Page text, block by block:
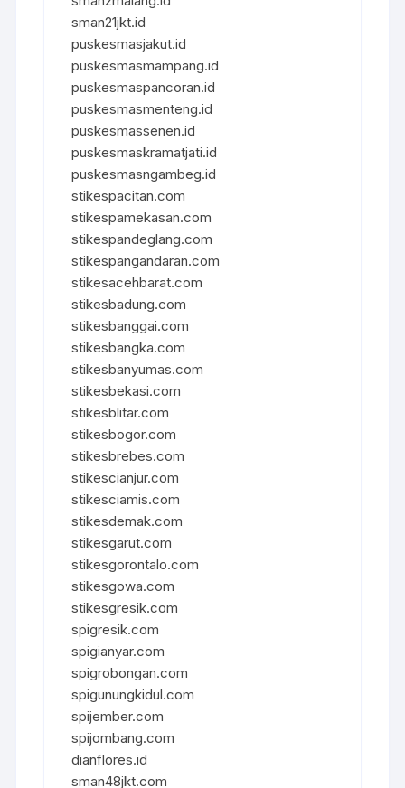
sman21jkt.id
puskesmasjakut.id
puskesmasmampang.id
puskesmaspancoran.id
puskesmasmenteng.id
puskesmassenen.id
puskesmaskramatjati.id
puskesmasngambeg.id
stikespacitan.com
stikespamekasan.com
stikespandeglang.com
stikespangandaran.com
stikesacehbarat.com
stikesbadung.com
stikesbanggai.com
stikesbangka.com
stikesbanyumas.com
stikesbekasi.com
stikesblitar.com
stikesbogor.com
stikesbrebes.com
stikescianjur.com
stikesciamis.com
stikesdemak.com
stikesgarut.com
stikesgorontalo.com
stikesgowa.com
stikesgresik.com
spigresik.com
spigianyar.com
spigrobongan.com
spigunungkidul.com
spijember.com
spijombang.com
dianflores.id
sman48jkt.com